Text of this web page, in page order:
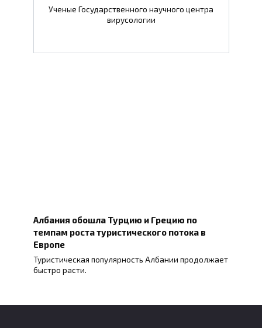
Ученые Государственного научного центра
вирусологии
Албания обошла Турцию и Грецию по
темпам роста туристического потока в
Европе
Туристическая популярность Албании продолжает
быстро расти.